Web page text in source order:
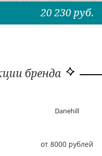
20 230руб.
бренда
Danehill
от 8000 рублей